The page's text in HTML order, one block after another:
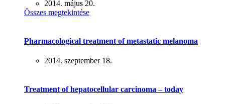
2014. május 20.
Összes megtekintése
Pharmacological treatment of metastatic melanoma
2014. szeptember 18.
Treatment of hepatocellular carcinoma – today